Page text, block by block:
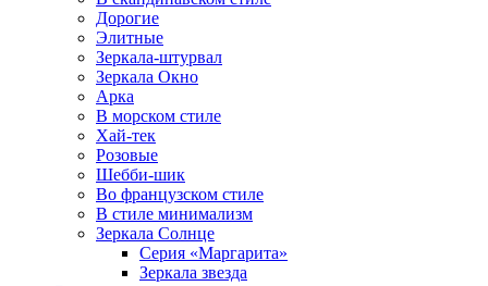
Дорогие
Элитные
Зеркала-штурвал
Зеркала Окно
Арка
В морском стиле
Хай-тек
Розовые
Шебби-шик
Во французском стиле
В стиле минимализм
Зеркала Солнце
Серия «Маргарита»
Зеркала звезда